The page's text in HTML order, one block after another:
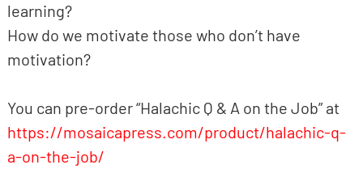
learning?
How do we motivate those who don’t have
motivation?
You can pre-order “Halachic Q & A on the Job” at
https://mosaicapress.com/product/halachic-q-
a-on-the-job/